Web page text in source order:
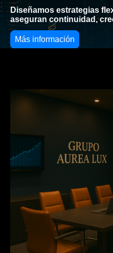
Diseñamos estrategias
aseguran continuidad,
Más información